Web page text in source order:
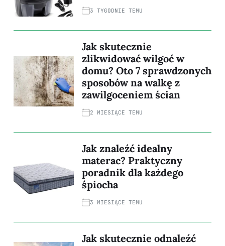
3 TYGODNIE TEMU
Jak skutecznie
zlikwidować wilgoć w
domu? Oto 7 sprawdzonych
sposobów na walkę z
zawilgoceniem ścian
2 MIESIĄCE TEMU
Jak znaleźć idealny
materac? Praktyczny
poradnik dla każdego
śpiocha
3 MIESIĄCE TEMU
Jak skutecznie odnaleźć